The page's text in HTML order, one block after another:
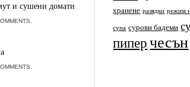
и сушени домати
хранене разядки режим
супа сурови бадеми
пиперчесън